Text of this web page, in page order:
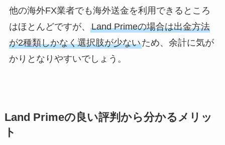
他の海外FX業者でも海外送金を利用できるところ
はほとんどですが、 Land Primeの場合は出金方法
が2種類しかなく選択肢が少ないため、余計に気が
かりとなりやすいでしょう。
Land Primeの良い評判から分かるメリッ
ト